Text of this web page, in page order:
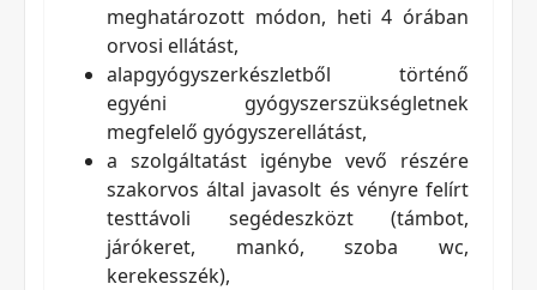
meghatározott módon, heti 4 órában
orvosi ellátást,
alapgyógyszerkészletből történő
egyéni gyógyszerszükségletnek
megfelelő gyógyszerellátást,
a szolgáltatást igénybe vevő részére
szakorvos által javasolt és vényre felírt
testtávoli segédeszközt (támbot,
járókeret, mankó, szoba wc,
kerekesszék),